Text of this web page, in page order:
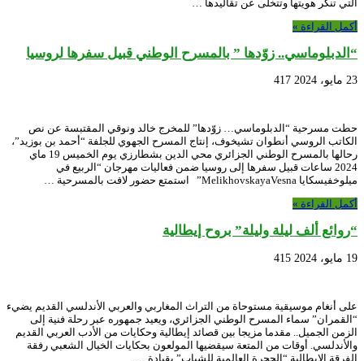
التي تنكر هويتها وتتخلى عن تقاليدها …
أكمل القراءة »
“الدبلوماسي.. زوّدها ” بالمسرح الوطني قبيل سفرها لروسيا
23 مايو، 2024 417
حطت مسرحية “الدبلوماسي… زوّدها” للمخرج خالد ونوقي المقتبسة عن نص
الكاتب الروسي أنطوان تشيخوف، إنتاج المسرح الجهوي للجلفة “أحمد بن بوزيد”،
رحالها بالمسرح الوطني الجزائري محي الدين بشطارزي يوم الخميس 19 ماي
2024 ساعات قبيل سفرها إلى روسيا ضمن فعاليات مهرجان “الربيع في
ميلوخفيسكايا MelikhovskayaVesna” استمتع حضور لافت بالمسرحية …
أكمل القراءة »
“روائع ألف ليلة وليلة” بروح إيطالية
19 مايو، 2024 415
على أنغام موسيقية مستوحاة من التراث المغاربي والعربي الأندلسي القديم يضيء
“القمران” سماء المسرح الوطني الجزائري، ويعيد جمهوره عبر رحلة فنية إلى
الزمن الجميل.. مقدما مزيجا بين قصائد إيطالية وحكايات من الأدب العربي القديم
والأندلسي. أوقات من المتعة سيقضيها المولعون بحكايات الخيال الشعبي رفقة
الفرقة الإيطالية “الحجرة العالمية للشباب” بقيادة …